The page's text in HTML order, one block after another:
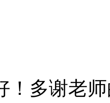
！多谢老